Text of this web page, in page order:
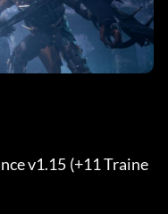
v1.15 (+11 Traine